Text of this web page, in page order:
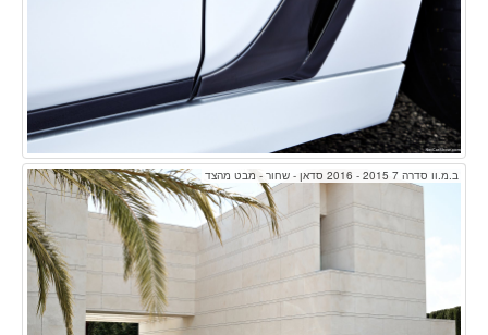
ב.מ.וו סדרה 7 2015 - 2016 סדאן - שחור - מבט מהצד